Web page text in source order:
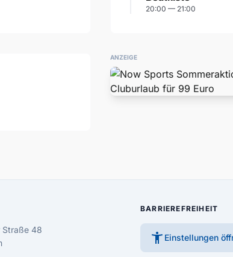
20:00 — 21:00
ANZEIGE
Straße 48
BARRIEREFREIHEIT
accessibility_new Einstellungen